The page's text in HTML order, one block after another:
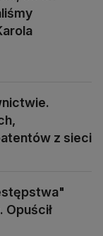
z sieci
Opuścił